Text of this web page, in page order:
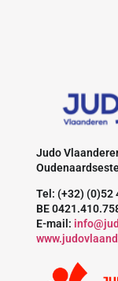
Judo
Tel: (+32) (0)52
BE
E-mail: